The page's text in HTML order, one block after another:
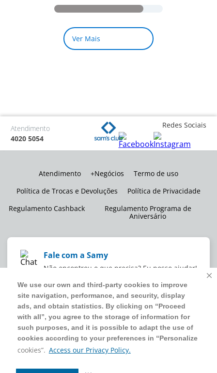
We use our own and third-party cookies to improve
site navigation, performance, and security, display
ads, and obtain statistics. By clicking on “Proceed
with all”, you agree to the storage of information for
such purposes, and it is possible to adapt the use of
cookies according to your preferences in “Personalize
cookies”. Access our Privacy Policy.
We use our own and third-party cookies to improve
site navigation, performance, and security, display
ads, and obtain statistics. By clicking on “Proceed
with all”, you agree to the storage of information for
such purposes, and it is possible to adapt the use of
cookies according to your preferences in “Personalize
cookies”. Access our Privacy Policy.
Atendimento
4020 5054
Redes Sociais
Atendimento +Negócios
Termo de uso
Política de Trocas e Devoluções
Política de Privacidade
Regulamento Cashback
Regulamento Programa de
Aniversário
Fale com a Samy
Não encontrou o que precisa? Eu posso ajudar!
WMB SUPERMERCADOS DO BRASIL LTDA
CNPJ sob o nº
00.063.960/0001-09
sediada na Av. Tucunaré, nº
125, Barueri, SP, CEP 06460-020
4020 5054